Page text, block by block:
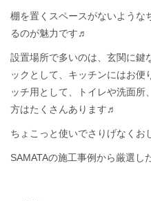
棚を置くスペースがないような
るのが魅力です♬
設置場所で多いのは、玄関に鍵
ックとして、キッチンにはお便
ッチ用として、トイレや洗面所
方はたくさんあります♬
ちょこっと使いでさりげなくお
SAMATAの施工事例から厳選